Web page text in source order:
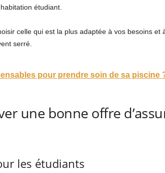
étudiant.
celle qui est la plus adaptée à vos besoins et
serré.
pour prendre soin de sa piscine
une bonne offre
les étudiants